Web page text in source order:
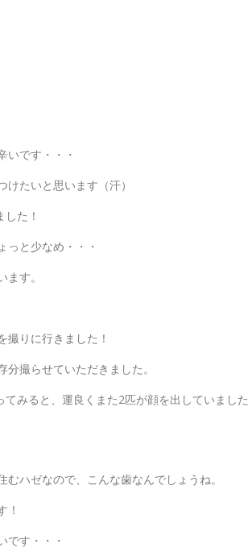
いです・・・
たいと思います（汗）
た！
と少なめ・・・
す。
りに行きました！
撮らせていただきました。
みると、運良くまた2匹が顔を出していました
ハゼなので、こんな歯なんでしょうね。
！
です・・・